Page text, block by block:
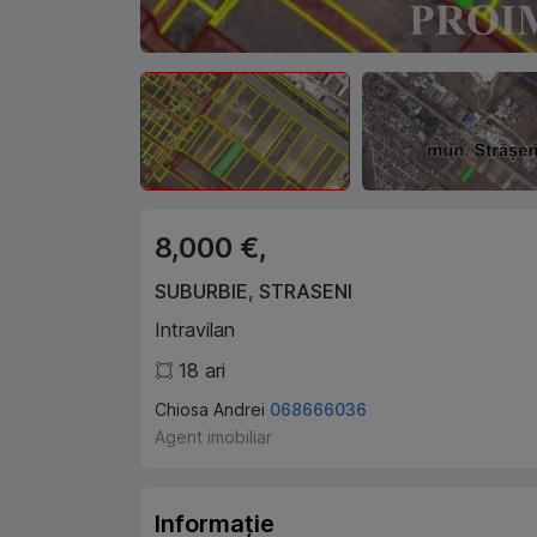
8,000 €,
SUBURBIE, STRASENI
Intravilan
18 ari
Chiosa Andrei 068666036
Agent imobiliar
Informație